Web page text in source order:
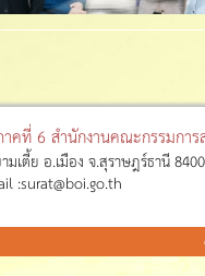
คที่ 6 สำนักงานคณะกรรมการ
เตี้ย อ.เมือง จ.สุราษฎร์ธานี
:surat@boi.go.th